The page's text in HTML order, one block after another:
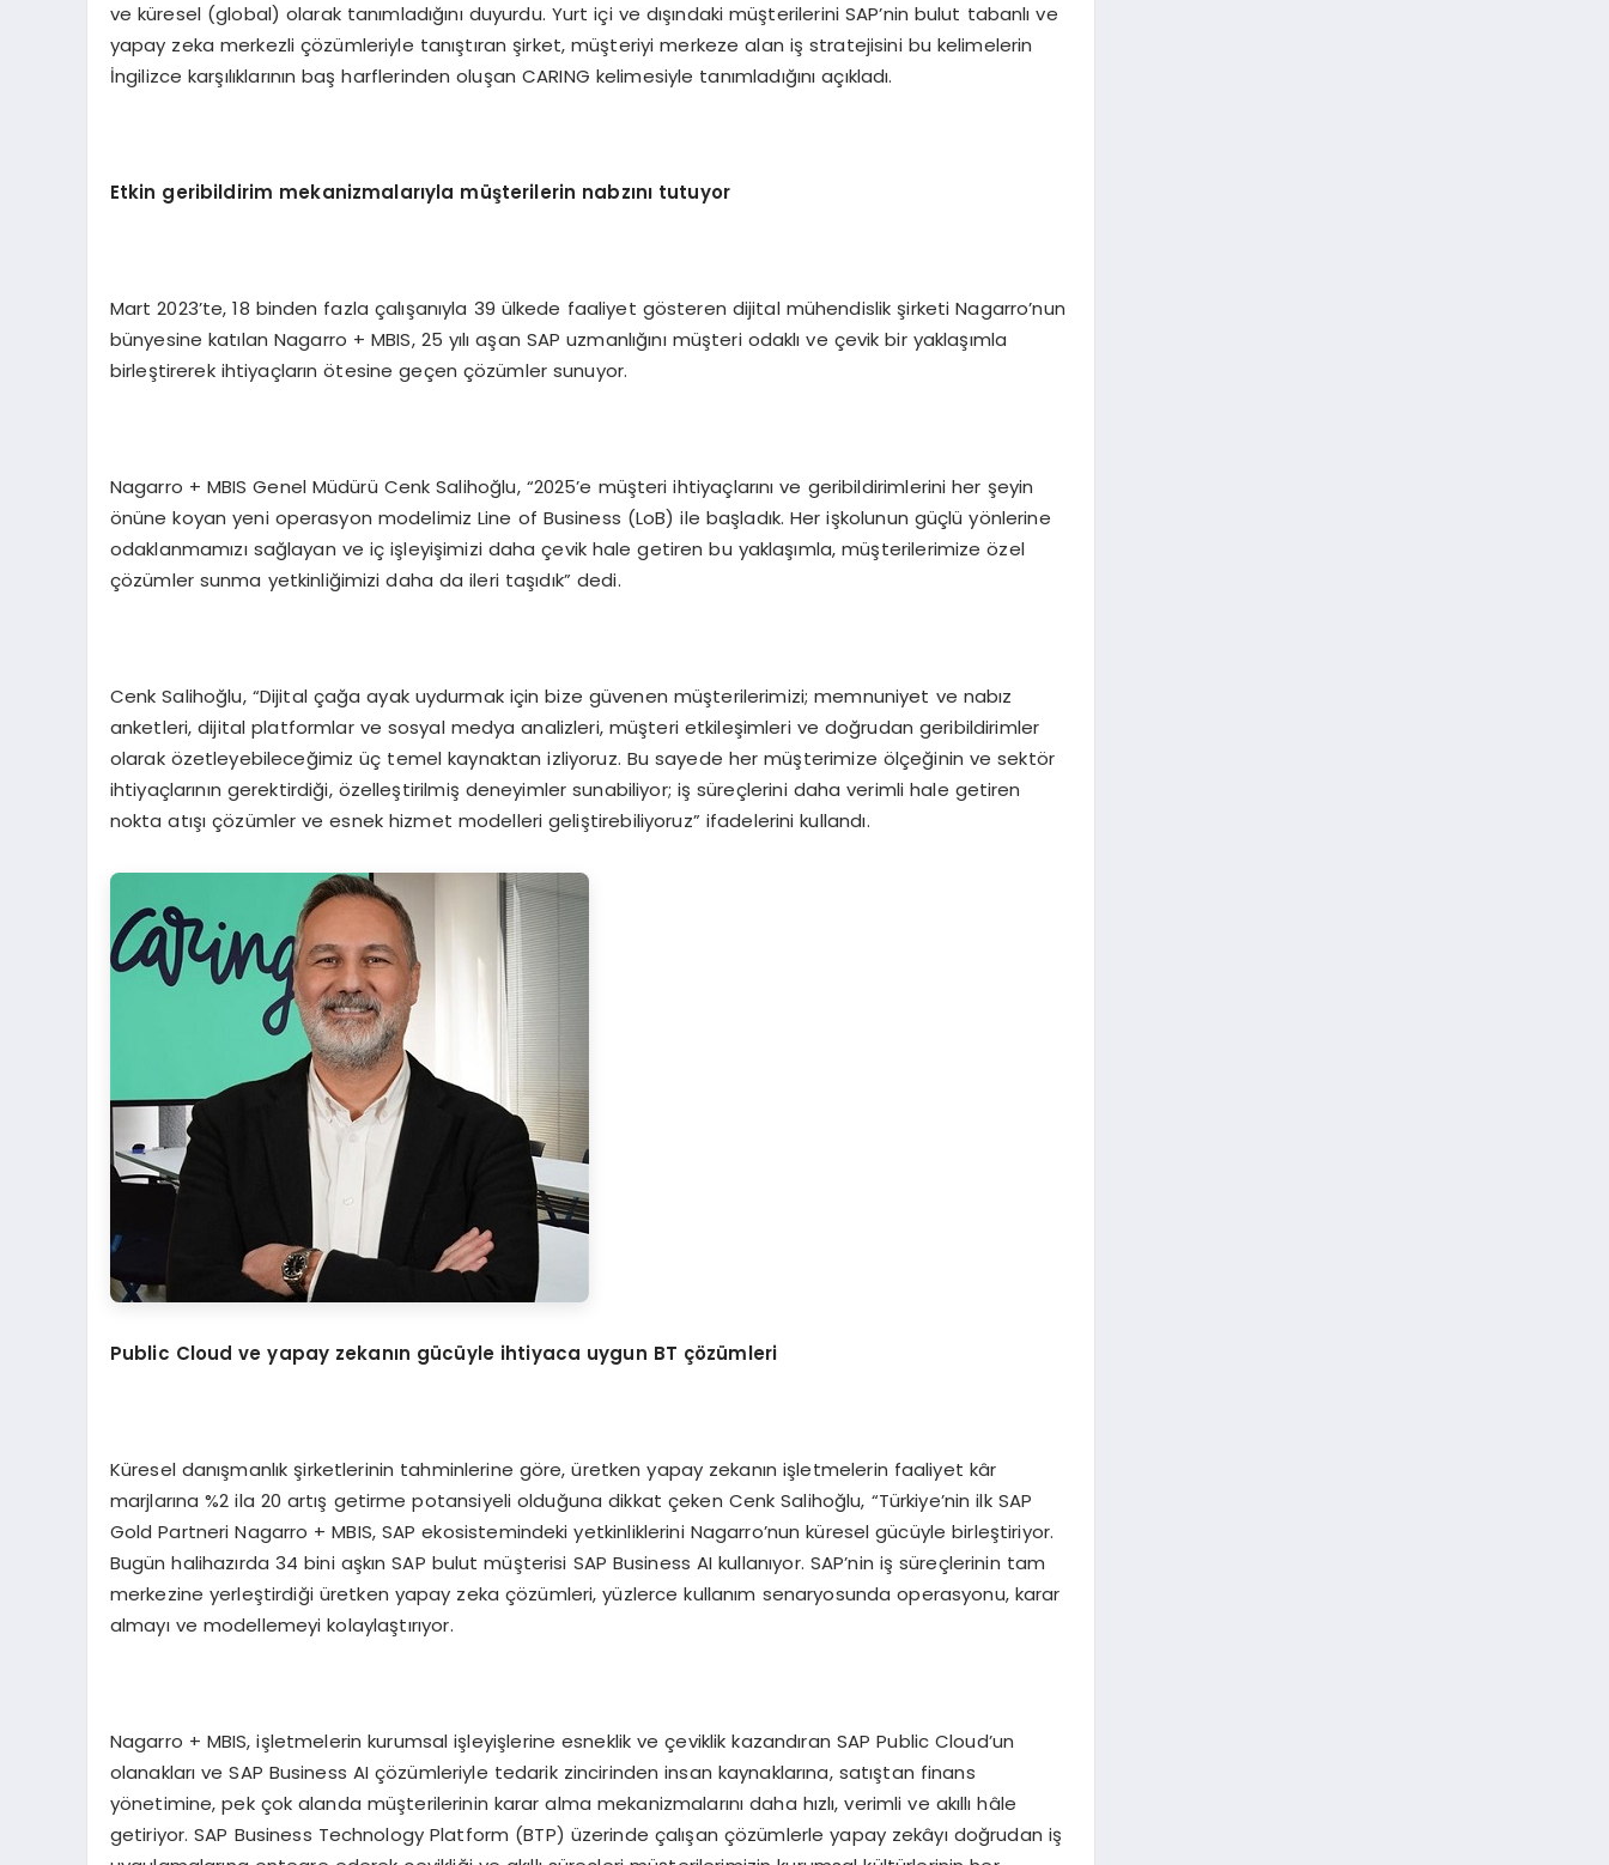
ve küresel (global) olarak tanımladığını duyurdu. Yurt içi ve dışındaki müşterilerini SAP’nin bulut tabanlı ve
yapay zeka merkezli çözümleriyle tanıştıran şirket, müşteriyi merkeze alan iş stratejisini bu kelimelerin
İngilizce karşılıklarının baş harflerinden oluşan CARING kelimesiyle tanımladığını açıkladı.
Etkin geribildirim mekanizmalarıyla müşterilerin nabzını tutuyor
Mart 2023’te, 18 binden fazla çalışanıyla 39 ülkede faaliyet gösteren dijital mühendislik şirketi Nagarro’nun
bünyesine katılan Nagarro + MBIS, 25 yılı aşan SAP uzmanlığını müşteri odaklı ve çevik bir yaklaşımla
birleştirerek ihtiyaçların ötesine geçen çözümler sunuyor.
Nagarro + MBIS Genel Müdürü Cenk Salihoğlu, “2025’e müşteri ihtiyaçlarını ve geribildirimlerini her şeyin
önüne koyan yeni operasyon modelimiz Line of Business (LoB) ile başladık. Her işkolunun güçlü yönlerine
odaklanmamızı sağlayan ve iç işleyişimizi daha çevik hale getiren bu yaklaşımla, müşterilerimize özel
çözümler sunma yetkinliğimizi daha da ileri taşıdık” dedi.
Cenk Salihoğlu, “Dijital çağa ayak uydurmak için bize güvenen müşterilerimizi; memnuniyet ve nabız
anketleri, dijital platformlar ve sosyal medya analizleri, müşteri etkileşimleri ve doğrudan geribildirimler
olarak özetleyebileceğimiz üç temel kaynaktan izliyoruz. Bu sayede her müşterimize ölçeğinin ve sektör
ihtiyaçlarının gerektirdiği, özelleştirilmiş deneyimler sunabiliyor; iş süreçlerini daha verimli hale getiren
nokta atışı çözümler ve esnek hizmet modelleri geliştirebiliyoruz” ifadelerini kullandı.
Public Cloud ve yapay zekanın gücüyle ihtiyaca uygun BT çözümleri
Küresel danışmanlık şirketlerinin tahminlerine göre, üretken yapay zekanın işletmelerin faaliyet kâr
marjlarına %2 ila 20 artış getirme potansiyeli olduğuna dikkat çeken Cenk Salihoğlu, “Türkiye’nin ilk SAP
Gold Partneri Nagarro + MBIS, SAP ekosistemindeki yetkinliklerini Nagarro’nun küresel gücüyle birleştiriyor.
Bugün halihazırda 34 bini aşkın SAP bulut müşterisi SAP Business AI kullanıyor. SAP’nin iş süreçlerinin tam
merkezine yerleştirdiği üretken yapay zeka çözümleri, yüzlerce kullanım senaryosunda operasyonu, karar
almayı ve modellemeyi kolaylaştırıyor.
Nagarro + MBIS, işletmelerin kurumsal işleyişlerine esneklik ve çeviklik kazandıran SAP Public Cloud’un
olanakları ve SAP Business AI çözümleriyle tedarik zincirinden insan kaynaklarına, satıştan finans
yönetimine, pek çok alanda müşterilerinin karar alma mekanizmalarını daha hızlı, verimli ve akıllı hâle
getiriyor. SAP Business Technology Platform (BTP) üzerinde çalışan çözümlerle yapay zekâyı doğrudan iş